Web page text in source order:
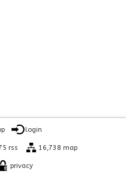
login
rss 16,738 map
privacy